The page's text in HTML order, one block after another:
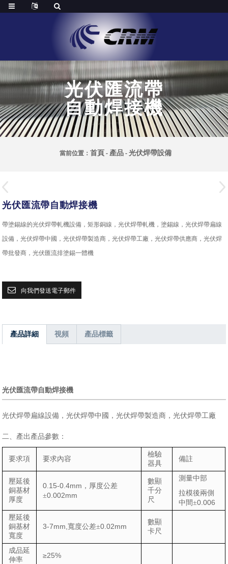
光伏匯流帶
自動焊接機
當前位置： 首頁 - 產品- 光伏焊帶設備
光伏匯流帶自動焊接機
帶塗錫線的光伏焊帶軋機設備，矩形銅線，光伏焊帶軋機，塗錫線，光伏焊帶扁線
設備，光伏焊帶中國，光伏焊帶製造商，光伏焊帶工廠，光伏焊帶供應商，光伏焊
帶批發商，光伏匯流排塗錫一體機
向我們發送電子郵件
產品詳細 視頻 產品標籤
光伏匯流帶自動焊接機
光伏焊帶扁線設備，光伏焊帶中國，光伏焊帶製造商，光伏焊帶工廠
二、產出產品參數：
要求項 要求內容
檢驗
器具
備註
壓延後
銅基材
厚度
0.15-0.4mm ，厚度公差
±0.002mm
數顯
千分
尺
測量中部
拉模後兩側
中間±0.006
壓延後
銅基材
寬度
3-7mm,寬度公差±0.02mm
數顯
卡尺
成品延
伸率
≥25%